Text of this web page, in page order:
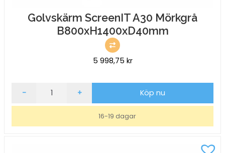
Golvskärm ScreenIT A30 Mörkgrå
B800xH1400xD40mm
5 998,75 kr
Golvskärm
- + Köp nu
16-19 dagar